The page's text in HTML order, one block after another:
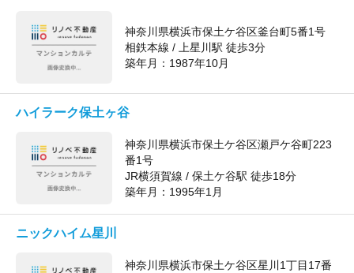
神奈川県横浜市保土ケ谷区釜台町5番1号
相鉄本線 / 上星川駅 徒歩3分
築年月： 1987年10月
ハイラーク保土ヶ谷
神奈川県横浜市保土ケ谷区瀬戸ケ谷町223
番1号
JR横須賀線 / 保土ケ谷駅 徒歩18分
築年月： 1995年1月
ニックハイム星川
神奈川県横浜市保土ケ谷区星川1丁目17番